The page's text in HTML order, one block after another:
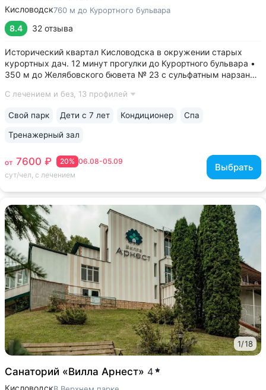
Кисловодск760 м до Курортного бульвара
8.4 32 отзыва
Исторический квартал Кисловодска в окружении старых
курортных дач. 12 минут прогулки до Курортного бульвара •
350 м до Желябовского бювета № 23 с сульфатным нарзаном
мест • Комфортные номера отельного типа. Есть номера
С лечением и без, 13 профилей
06.08-05.09
20%
от 7600 ₽
сут/чел, с лечением
Выбрать
Свой парк Дети с 7 лет Кондиционер Спа
Тренажерный зал
1/18
Санаторий «Вилла Арнест» 4
Кисловодск